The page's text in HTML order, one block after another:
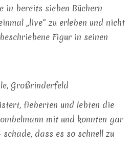
in bereits sieben Büchern
„live“ zu erleben und nicht
Figur in seinen
Großrinderfeld
fieberten und lebten die
mit und konnten gar
dass es so schnell zu